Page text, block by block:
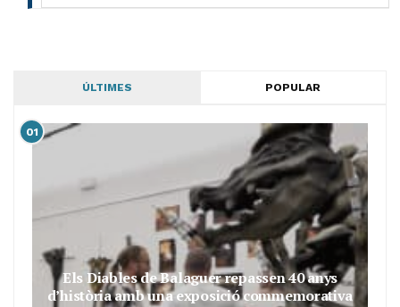
ÚLTIMES POPULAR
01
Els Diables de Balaguer repassen 40 anys
d’història amb una exposició commemorativa